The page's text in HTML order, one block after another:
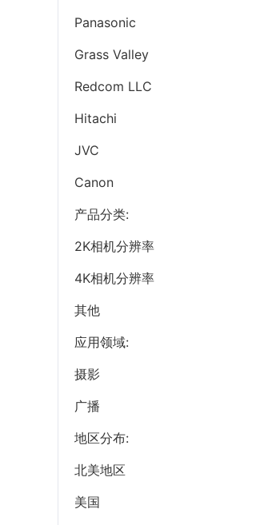
Panasonic
Grass Valley
Redcom LLC
Hitachi
JVC
Canon
产品分类:
2K相机分辨率
4K相机分辨率
其他
应用领域:
摄影
广播
地区分布:
北美地区
美国